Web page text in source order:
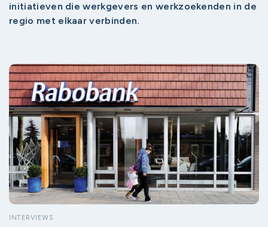
initiatieven die werkgevers en werkzoekenden in de
regio met elkaar verbinden.
INTERVIEWS